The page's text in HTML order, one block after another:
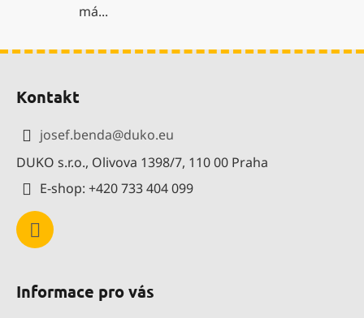
má...
Kontakt
josef.benda@duko.eu
DUKO s.r.o., Olivova 1398/7, 110 00 Praha
E-shop: +420 733 404 099
Informace pro vás